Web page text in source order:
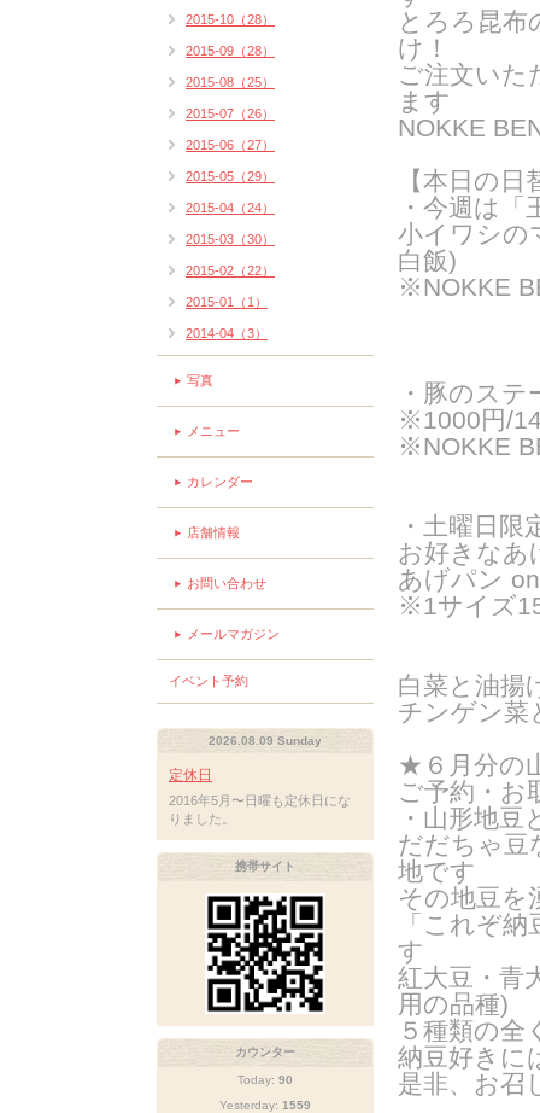
とろろ昆布
け！
ご注文いた
ま す
NOKKE
【本日の
・今週は
小イワシの
白飯)
※NOKKE
・ 豚のステ
※1000円/
※NOKKE
・土曜日
お好きなあ
あげパン
※1サイズ
白菜と油揚
チンゲン菜
★６月分の
ご予約・お
・山形地
だだちゃ豆
地です
その地豆を
「これぞ
す
紅大豆・青
用の品種)
５種類の全
納豆好きに
是非、お召
2015-10（28）
2015-09（28）
2015-08（25）
2015-07（26）
2015-06（27）
2015-05（29）
2015-04（24）
2015-03（30）
2015-02（22）
2015-01（1）
2014-04（3）
写真
メニュー
カレンダー
店舗情報
お問い合わせ
メールマガジン
イベント予約
2026.08.09 Sunday
定休日
2016年5月〜日曜も定休日にな
りました。
携帯サイト
カウンター
Today: 90
Yesterday: 1559